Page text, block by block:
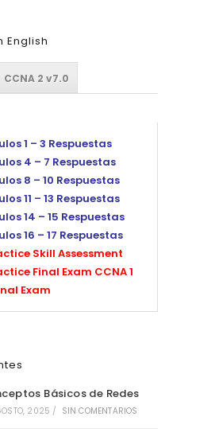
English
CCNA 2 v7.0
1 – 3 Respuestas
4 – 7 Respuestas
8 – 10 Respuestas
11 – 13 Respuestas
14 – 15 Respuestas
16 – 17 Respuestas
Skill Assessment
Final Exam CCNA 1
Exam
Básicos de Redes
2025 / SIN COMENTARIOS